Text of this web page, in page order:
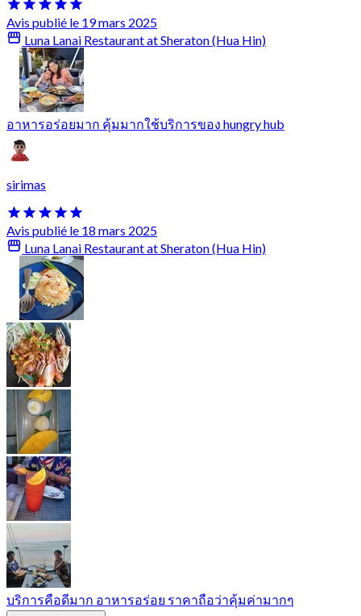
Avis publié le 19 mars 2025
Luna Lanai Restaurant at Sheraton (Hua Hin)
อาหารอร่อยมาก คุ้มมากใช้บริการของ hungry hub
sirimas
Avis publié le 18 mars 2025
Luna Lanai Restaurant at Sheraton (Hua Hin)
บริการคือดีมาก อาหารอร่อย ราคาถือว่าคุ้มค่ามากๆ